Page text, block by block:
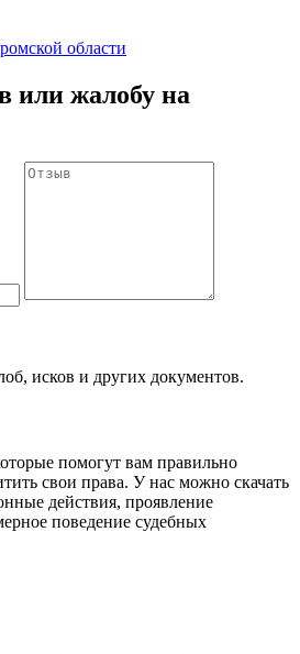
области
или жалобу на
исков и других документов.
помогут вам правильно
свои права. У нас можно скачать
действия, проявление
поведение судебных